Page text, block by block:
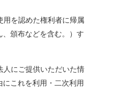
用を認めた権利者に帰属
頒布などを含む。）す
人にご提供いただいた情
これを利用・二次利用